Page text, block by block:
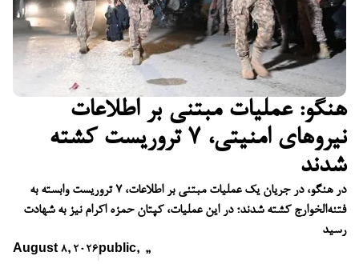
هنگو: عملیات مبتنی بر اطلاعات
نیروهای امنیتی، ۷ تروریست کشته
شدند
در هنگو، در جریان یک عملیات مبتنی بر اطلاعات، ۷ تروریست وابسته به
فتنه‌الخوارج کشته شدند؛ در این عملیات، کپتان حمزه اکرام نیز به شهادت
رسید
August 8, 2026 public, ,,